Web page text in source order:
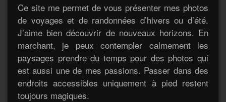
Ce site me permet de vous présenter mes photos
de voyages et de randonnées d’hivers ou d’été.
J’aime bien découvrir de nouveaux horizons. En
marchant, je peux contempler calmement les
paysages prendre du temps pour des photos qui
est aussi une de mes passions. Passer dans des
endroits accessibles uniquement à pied restent
toujours magiques.